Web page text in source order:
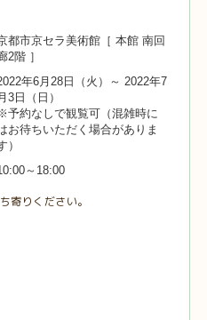
都市京セラ美術館［ 本館 南回
2階 ］
年6月28日（火）～ 2022年7
月3日（日）
予約なしで観覧可（混雑時に
お待ちいただく場合がありま
）
～18:00
寄りください。